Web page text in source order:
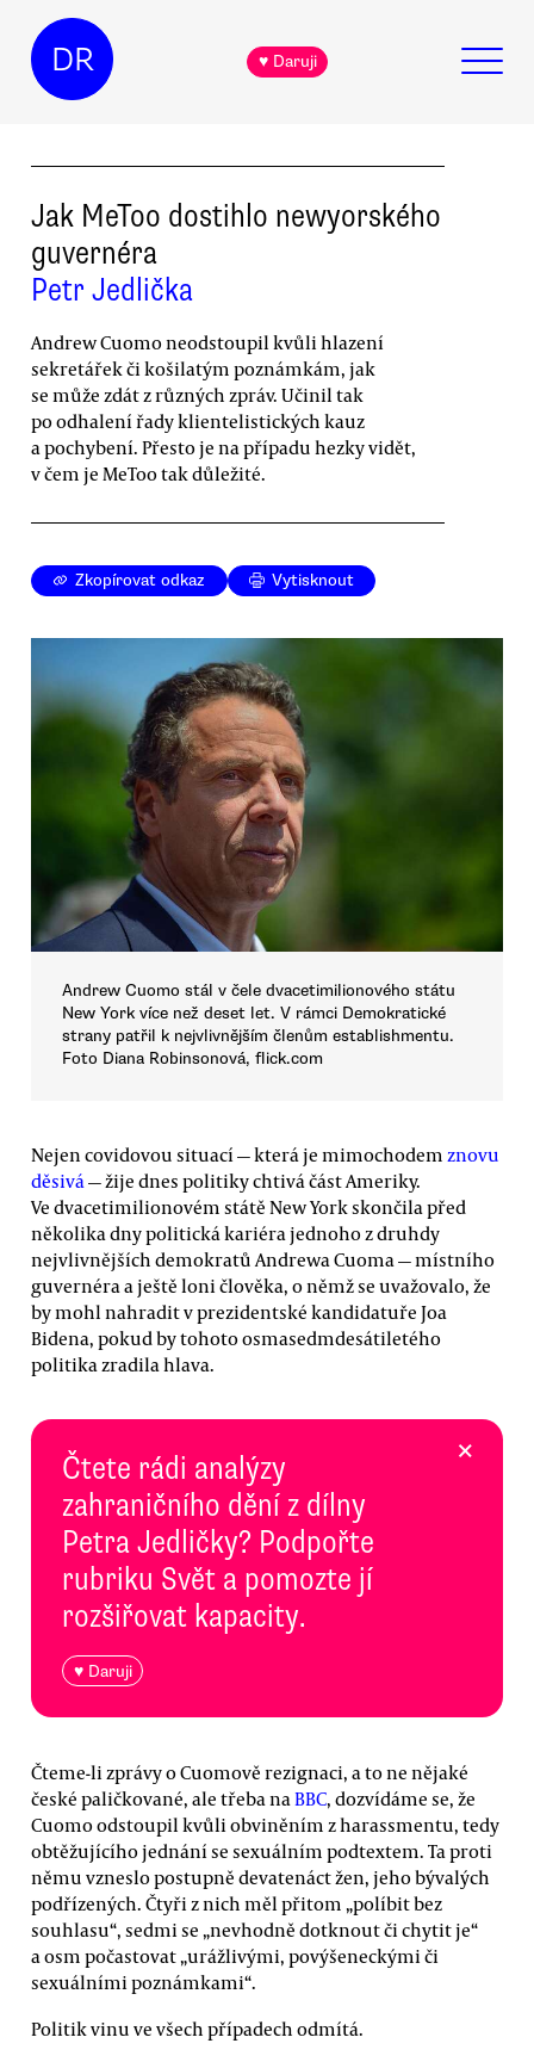
DR ♥ Daruji
Jak MeToo dostihlo newyorského
guvernéra
Petr Jedlička
Andrew Cuomo neodstoupil kvůli hlazení
sekretářek či košilatým poznámkám, jak
se může zdát z různých zpráv. Učinil tak
po odhalení řady klientelistických kauz
a pochybení. Přesto je na případu hezky vidět,
v čem je MeToo tak důležité.
Zkopírovat odkaz Vytisknout
Andrew Cuomo stál v čele dvacetimilionového státu
New York více než deset let. V rámci Demokratické
strany patřil k nejvlivnějším členům establishmentu.
Foto Diana Robinsonová, flick.com
Nejen covidovou situací — která je mimochodem znovu
děsivá— žije dnes politiky chtivá část Ameriky.
Ve dvacetimilionovém státě New York skončila před
několika dny politická kariéra jednoho z druhdy
nejvlivnějších demokratů Andrewa Cuoma — místního
guvernéra a ještě loni člověka, o němž se uvažovalo, že
by mohl nahradit v prezidentské kandidatuře Joa
Bidena, pokud by tohoto osmasedmdesátiletého
politika zradila hlava.
Čtete rádi analýzy
zahraničního dění z dílny
Petra Jedličky? Podpořte
rubriku Svět a pomozte jí
rozšiřovat kapacity.
♥ Daruji
×
Čteme-li zprávy o Cuomově rezignaci, a to ne nějaké
české paličkované, ale třeba naBBC, dozvídáme se, že
Cuomo odstoupil kvůli obviněním z harassmentu, tedy
obtěžujícího jednání se sexuálním podtextem. Ta proti
němu vzneslo postupně devatenáct žen, jeho bývalých
podřízených. Čtyři z nich měl přitom „políbit bez
souhlasu“, sedmi se „nevhodně dotknout či chytit je“
a osm počastovat „urážlivými, povýšeneckými či
sexuálními poznámkami“.
Politik vinu ve všech případech odmítá.